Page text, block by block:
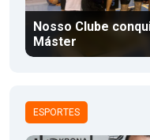
Nosso Clube
Máster
ESPORTES